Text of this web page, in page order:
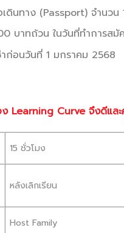
เดินทาง (Passport) จำน
บาทถ้วน ในวันที่ทำการส
าก่อนวันที่ 1 มกราคม 2568
ง Learning Curve จึงดีแล
15 ชั่วโมง
หลังเลิกเรียน
Host Family